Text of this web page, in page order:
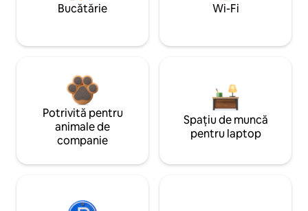
Bucătărie Wi-Fi
Potrivită pentru
animale de
companie
Spațiu de muncă
pentru laptop